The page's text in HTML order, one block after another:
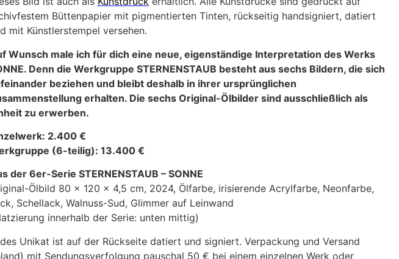
Büttenpapier mit pigmentierten Tinten, rückseitig handsigniert, datiert
mit Künstlerstempel versehen.
Wunsch male ich für dich eine neue, eigenständige Interpretation des Werks
Denn die Werkgruppe STERNENSTAUB besteht aus sechs Bildern, die sich
beziehen und bleibt deshalb in ihrer ursprünglichen
erhalten. Die sechs Original-Ölbilder sind ausschließlich als
zu erwerben.
2.400 €
(6-teilig): 13.400 €
der 6er-Serie STERNENSTAUB – SONNE
Ölbild 80 x 120 x 4,5 cm, 2024, Ölfarbe, irisierende Acrylfarbe, Neonfarbe,
Schellack, Walnuss-Sud, Glimmer auf Leinwand
innerhalb der Serie: unten mittig)
Unikat ist auf der Rückseite datiert und signiert. Verpackung und Versand
mit Sendungsverfolgung pauschal 50 € bei einem einzelnen Werk oder